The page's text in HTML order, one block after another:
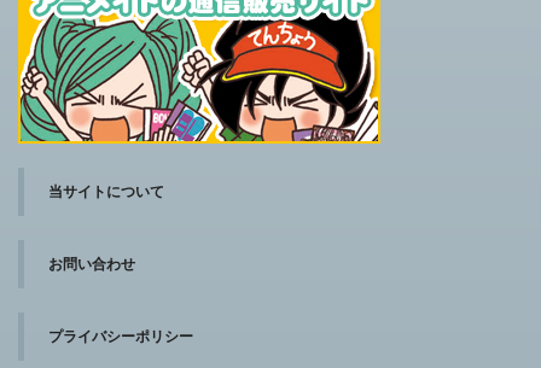
当サイトについて
お問い合わせ
プライバシーポリシー